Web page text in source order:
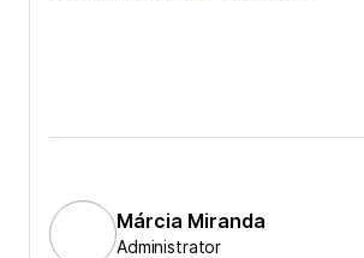
Márcia Miranda
Administrator